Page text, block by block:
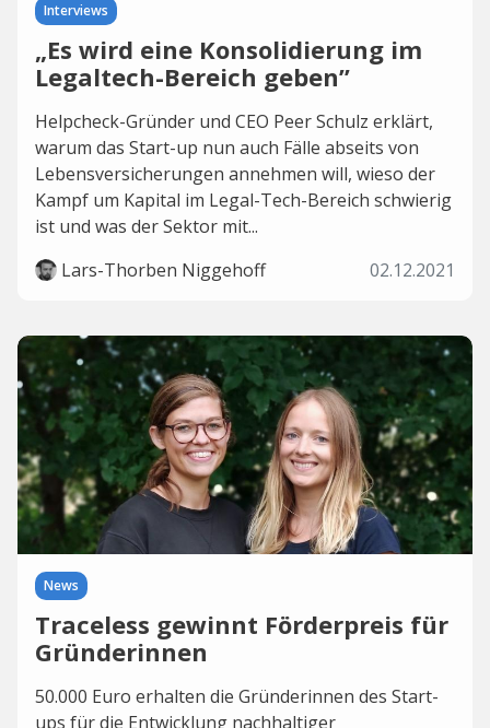
Interviews
„Es wird eine Konsolidierung im
Legaltech-Bereich geben”
Helpcheck-Gründer und CEO Peer Schulz erklärt,
warum das Start-up nun auch Fälle abseits von
Lebensversicherungen annehmen will, wieso der
Kampf um Kapital im Legal-Tech-Bereich schwierig
ist und was der Sektor mit...
Lars-Thorben Niggehoff
02.12.2021
News
Traceless gewinnt Förderpreis für
Gründerinnen
50.000 Euro erhalten die Gründerinnen des Start-
ups für die Entwicklung nachhaltiger